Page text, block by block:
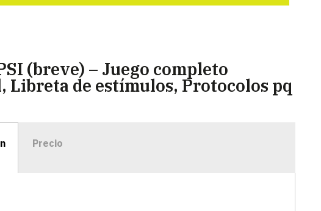
(breve) – Juego completo
Libreta de estímulos, Protocolos pq
Precio